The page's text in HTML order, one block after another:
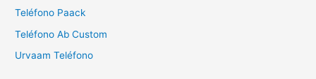
Teléfono Paack
Teléfono Ab Custom
Urvaam Teléfono